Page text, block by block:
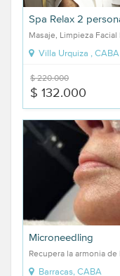
Spa Relax 2
Masaje, Limpieza
Villa Urquiza , CABA
$ 220.000
$ 132.000
Microneedling
Recupera la armonia
Barracas, CABA